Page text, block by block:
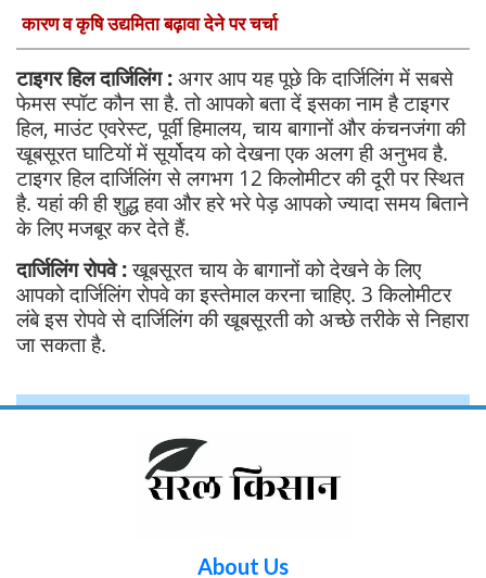
कारण व कृषि उद्यमिता बढ़ावा देने पर चर्चा
टाइगर हिल दार्जिलिंग :अगर आप यह पूछे कि दार्जिलिंग में सबसे
फेमस स्पॉट कौन सा है. तो आपको बता दें इसका नाम है टाइगर
हिल, माउंट एवरेस्ट, पूर्वी हिमालय, चाय बागानों और कंचनजंगा की
खूबसूरत घाटियों में सूर्योदय को देखना एक अलग ही अनुभव है.
टाइगर हिल दार्जिलिंग से लगभग 12 किलोमीटर की दूरी पर स्थित
है. यहां की ही शुद्ध हवा और हरे भरे पेड़ आपको ज्यादा समय बिताने
के लिए मजबूर कर देते हैं.
दार्जिलिंग रोपवे :खूबसूरत चाय के बागानों को देखने के लिए
आपको दार्जिलिंग रोपवे का इस्तेमाल करना चाहिए. 3 किलोमीटर
लंबे इस रोपवे से दार्जिलिंग की खूबसूरती को अच्छे तरीके से निहारा
जा सकता है.
About Us